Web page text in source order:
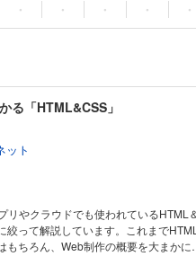
・ ・ ・ ・ ・
る「HTML&CSS」
ット
リやクラウドでも使われているHTML
って解説しています。これまでHTML
もちろん、Web制作の概要を大まかに